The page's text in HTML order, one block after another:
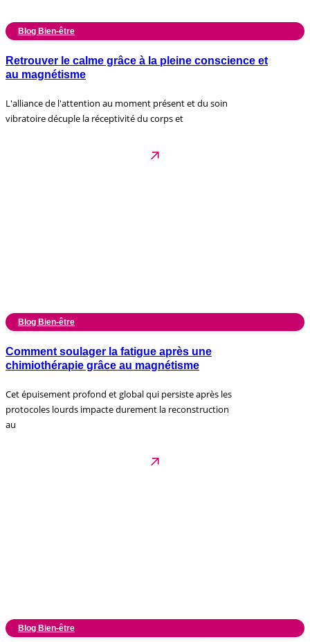
Blog Bien-être
Retrouver le calme grâce à la pleine conscience et
au magnétisme
L'alliance de l'attention au moment présent et du soin
vibratoire décuple la réceptivité du corps et
Blog Bien-être
Comment soulager la fatigue après une
chimiothérapie grâce au magnétisme
Cet épuisement profond et global qui persiste après les
protocoles lourds impacte durement la reconstruction
au
Blog Bien-être